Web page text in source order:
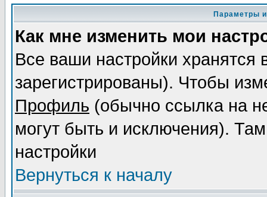
Параметры
Как мне изменить мои
Все ваши настройки
зарегистрированы). Чтобы
Профиль (обычно ссылка на
могут быть и исключения).
настройки
Вернуться к началу